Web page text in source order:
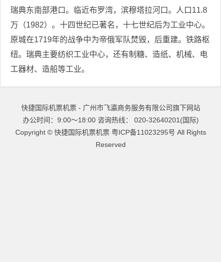
瑞典东南部港口。临近布罗湾，滨穆塔拉河口。人口11.8
万（1982）。十四世纪已著名，十七世纪后为工业中心。
原城在1719年的战争中为帝俄军队焚毁，后重建。铁路枢
纽。瑞典主要纺织工业中心，还有制糖、造纸、机械、电
工器材、造船等工业。
快捷国际机票机票 - 广州市飞瀛商务服务有限公司旗下网站
办公时间：9:00～18:00 咨询热线： 020-32640201(国际)
Copyright © 快捷国际机票机票 粤ICP备11023295号 All Rights
Reserved